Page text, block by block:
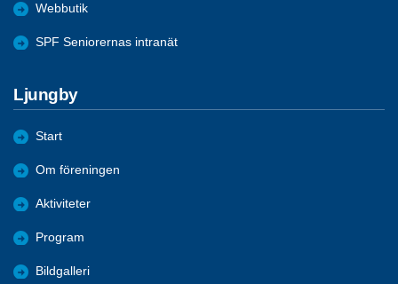
Webbutik
SPF Seniorernas intranät
Ljungby
Start
Om föreningen
Aktiviteter
Program
Bildgalleri